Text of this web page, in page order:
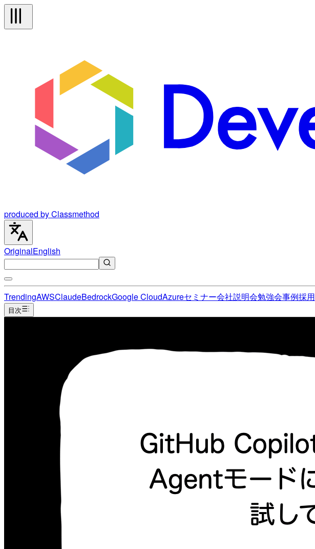
produced by Classmethod
OriginalEnglish
TrendingAWSClaudeBedrockGoogle CloudAzureセミナー会社説明会勉強会事例採用
目次